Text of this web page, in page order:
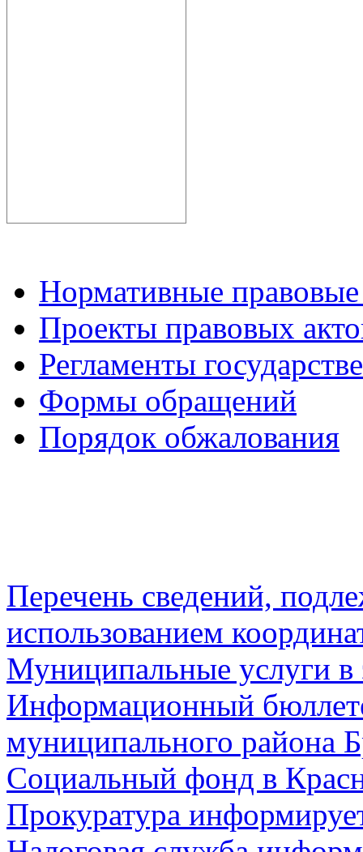
Нормативные
Проекты правовых
Регламенты
Формы обращений
Порядок обжалования
Перечень сведений,
использованием
Муниципальные услуги в
Информационный
муниципального района
Социальный фонд в
Прокуратура